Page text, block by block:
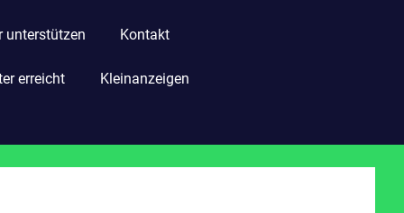
unterstützen Kontakt
erreicht Kleinanzeigen